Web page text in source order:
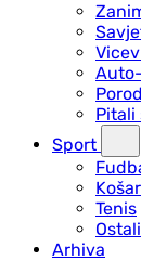
Pitali
Sport
Tenis
Arhiva